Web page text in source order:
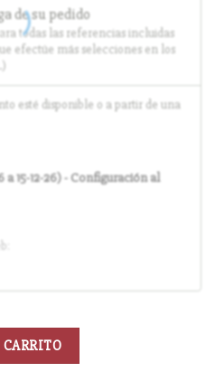
de su pedido
todas las referencias incluidas
efectúe más selecciones en los
esté disponible o a partir de una
a 15-12-26) - Configuración al
disponible (sin descuento)